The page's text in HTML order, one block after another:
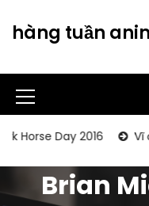
t
c
t
hàng tuần
M
e
n
Day 2016 Vĩ đại
Brian